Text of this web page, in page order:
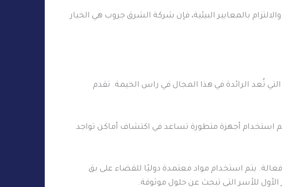
بالمعايير البيئية، فإن شركة الشرق جروب هي الخيار
تُعد الرائدة في هذا المجال في راس الخيمة. تقدم
استخدام أجهزة متطورة تساعد في اكتشاف أماكن تواجد
يتم استخدام مواد معتمدة دوليًا للقضاء على بق
للأسر التي تبحث عن حلول موثوقة.